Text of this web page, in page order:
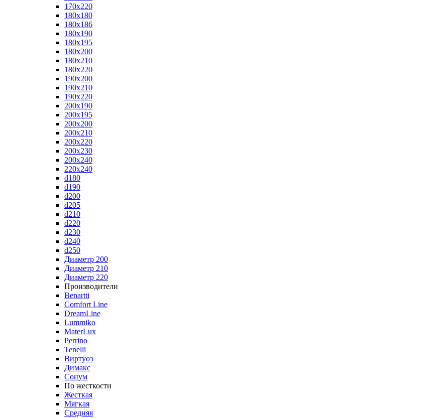
170x220
180x180
180x186
180x190
180x195
180x200
180x210
180x220
190x200
190x210
190x220
200x190
200x195
200x200
200x210
200x220
200x230
200x240
220x240
d180
d190
d200
d205
d210
d220
d230
d240
d250
Диаметр 200
Диаметр 210
Диаметр 220
Производители
Benartti
Comfort Line
DreamLine
Lummiko
MaterLux
Perrino
Tenelli
Виртуоз
Димакс
Сонум
По жесткости
Жесткая
Мягкая
Средняя